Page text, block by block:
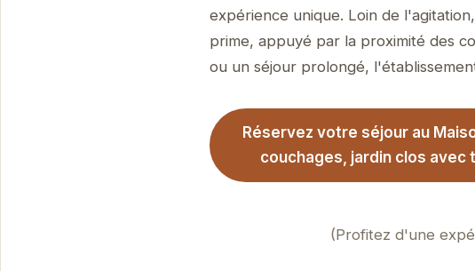
expérience unique. Loin de
prime, appuyé par la proximité des
ou un séjour prolongé,
Réservez votre séjour au
couchages, jardin clos avec
(Profitez d'une